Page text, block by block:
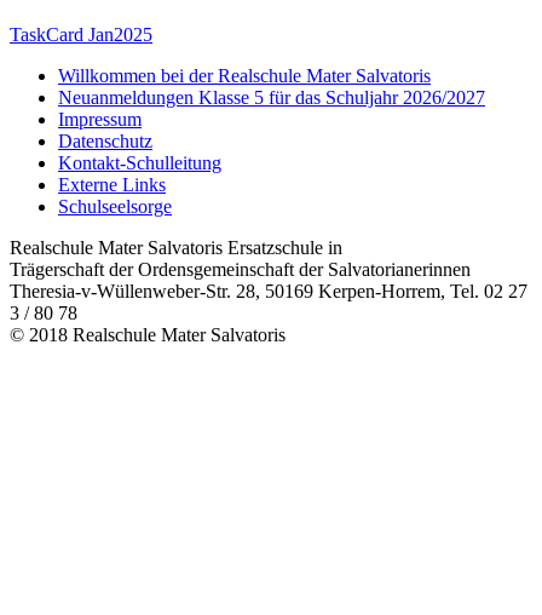
TaskCard Jan2025
Willkommen bei der Realschule Mater Salvatoris
Neuanmeldungen Klasse 5 für das Schuljahr 2026/2027
Impressum
Datenschutz
Kontakt-Schulleitung
Externe Links
Schulseelsorge
Realschule Mater Salvatoris Ersatzschule in
Trägerschaft der Ordensgemeinschaft der Salvatorianerinnen
Theresia-v-Wüllenweber-Str. 28, 50169 Kerpen-Horrem, Tel. 02 27
3 / 80 78
© 2018 Realschule Mater Salvatoris